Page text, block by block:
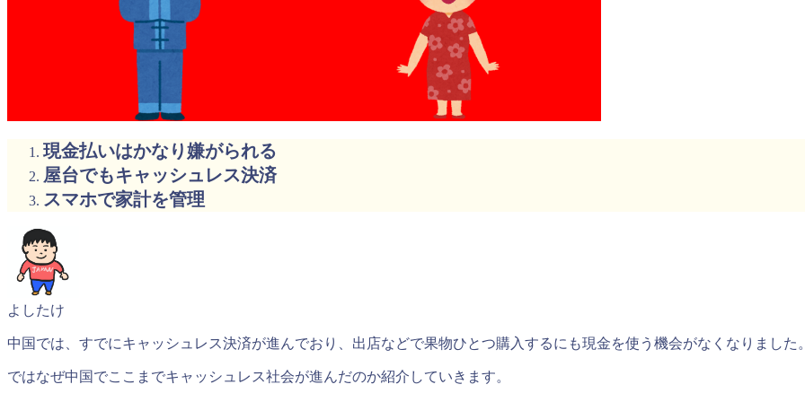
現金払いはかなり嫌がられる
屋台でもキャッシュレス決済
スマホで家計を管理
よしたけ
中国では、すでにキャッシュレス決済が進んでおり、出店などで果物ひとつ購入するにも現金を使う機会がなくなりました
ではなぜ中国でここまでキャッシュレス社会が進んだのか紹介していきます。